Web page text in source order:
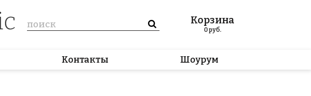
Корзина
0руб.
Контакты Шоурум